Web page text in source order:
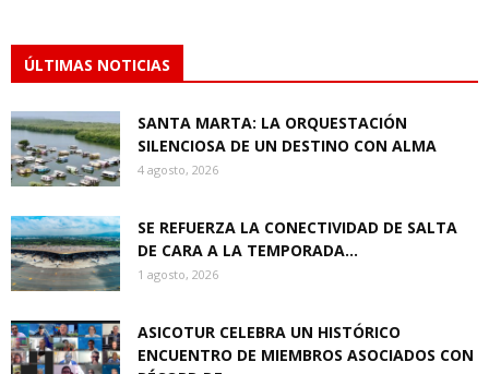
ÚLTIMAS NOTICIAS
SANTA MARTA: LA ORQUESTACIÓN
SILENCIOSA DE UN DESTINO CON ALMA
4 agosto, 2026
SE REFUERZA LA CONECTIVIDAD DE SALTA
DE CARA A LA TEMPORADA...
1 agosto, 2026
ASICOTUR CELEBRA UN HISTÓRICO
ENCUENTRO DE MIEMBROS ASOCIADOS CON